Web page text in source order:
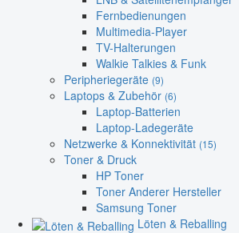
Fernbedienungen
Multimedia-Player
TV-Halterungen
Walkie Talkies & Funk
Peripheriegeräte (9)
Laptops & Zubehör (6)
Laptop-Batterien
Laptop-Ladegeräte
Netzwerke & Konnektivität (15)
Toner & Druck
HP Toner
Toner Anderer Hersteller
Samsung Toner
Löten & Reballing